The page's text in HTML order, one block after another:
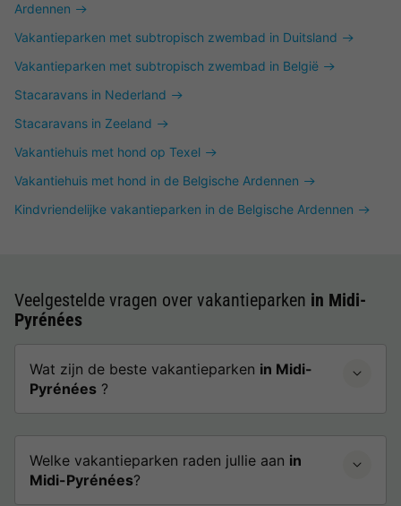
Ardennen
Vakantieparken met subtropisch zwembad in Duitsland
Vakantieparken met subtropisch zwembad in België
Stacaravans in Nederland
Stacaravans in Zeeland
Vakantiehuis met hond op Texel
Vakantiehuis met hond in de Belgische Ardennen
Kindvriendelijke vakantieparken in de Belgische Ardennen
Veelgestelde vragen over vakantieparken in Midi-
Pyrénées
Wat zijn de beste vakantieparken in Midi-
Pyrénées ?
Welke vakantieparken raden jullie aan in
Midi-Pyrénées?